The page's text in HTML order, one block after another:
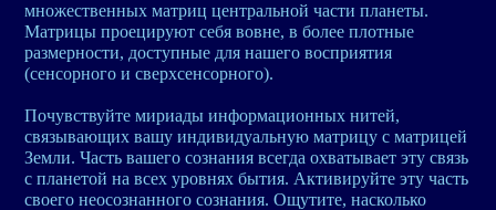
множественных матриц центральной части планеты.
Матрицы проецируют себя вовне, в более плотные
размерности, доступные для нашего восприятия
(сенсорного и сверхсенсорного).
Почувствуйте мириады информационных нитей,
связывающих вашу индивидуальную матрицу с матрицей
Земли. Часть вашего сознания всегда охватывает эту связь
с планетой на всех уровнях бытия. Активируйте эту часть
своего неосознанного сознания. Ощутите, насколько